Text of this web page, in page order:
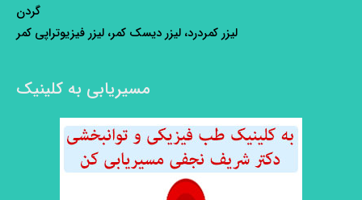
گردن
لیزر کمردرد، لیزر دیسک کمر، لیزر فیزیوتراپی کمر
مسیریابی به کلینیک